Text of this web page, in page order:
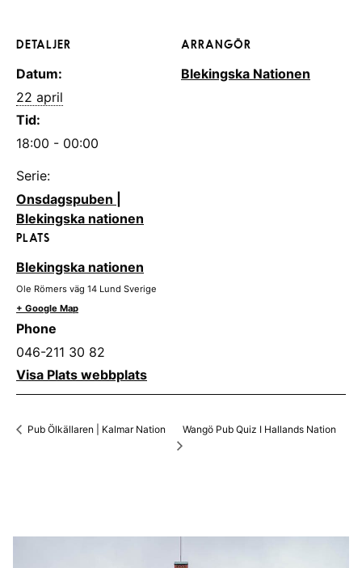
DETALJER
Datum:
22 april
Tid:
18:00 - 00:00
Serie:
Onsdagspuben |
Blekingska nationen
PLATS
Blekingska nationen
Ole Römers väg 14 Lund Sverige
+ Google Map
Phone
046-211 30 82
Visa Plats webbplats
ARRANGÖR
Blekingska Nationen
Pub Ölkällaren | Kalmar Nation Wangö Pub Quiz I Hallands Nation